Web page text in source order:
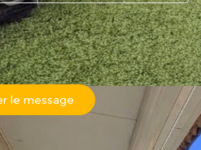
le message